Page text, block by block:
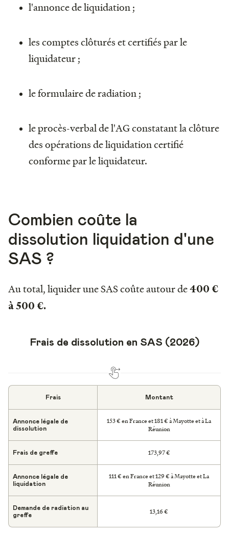
l'annonce de liquidation ;
les comptes clôturés et certifiés par le
liquidateur ;
le formulaire de radiation ;
le procès-verbal de l'AG constatant la clôture
des opérations de liquidation certifié
conforme par le liquidateur.
Combien coûte la
dissolution liquidation d'une
SAS ?
Au total, liquider une SAS coûte autour de400 €
à 500 €.
Frais de dissolution en SAS (2026)
Frais Montant
Annonce légale de
dissolution
153 € en France et 181 € à Mayotte et à La
Réunion
Frais de greffe 173,97 €
Annonce légale de
liquidation
111 € en France et 129 € à Mayotte et La
Réunion
Demande de radiation au
greffe
13,16 €